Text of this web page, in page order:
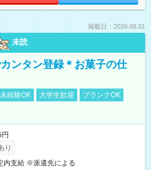
掲載日：2026.08.01
未読
ンタン登録＊お菓子の仕
経験OK 大学生歓迎
ブランクOK
り
内支給 ※派遣先による